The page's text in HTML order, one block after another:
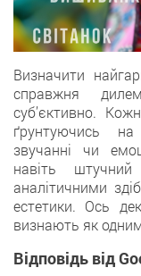
Визначити
справжня
суб’єктивно.
ґрунтуючись на
звучанні чи
навіть
аналітичними
естетики. Ось
визнають як
Відповідь від